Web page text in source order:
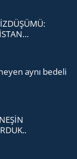
aynı be­de­li